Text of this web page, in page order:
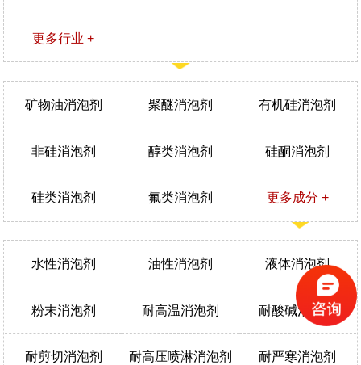
更多行业 +
矿物油消泡剂 聚醚消泡剂 有机硅消泡剂
非硅消泡剂 醇类消泡剂 硅酮消泡剂
硅类消泡剂 氟类消泡剂 更多成分 +
水性消泡剂 油性消泡剂 液体消泡剂
粉末消泡剂 耐高温消泡剂 耐酸碱消泡剂
耐剪切消泡剂 耐高压喷淋消泡剂 耐严寒消泡剂